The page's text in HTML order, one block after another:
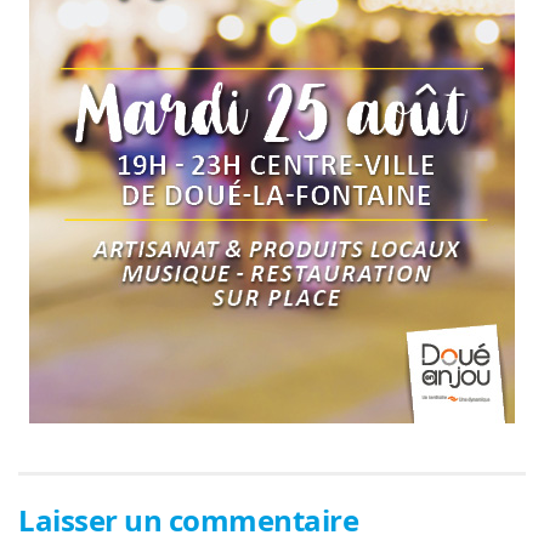
Laisser un commentaire